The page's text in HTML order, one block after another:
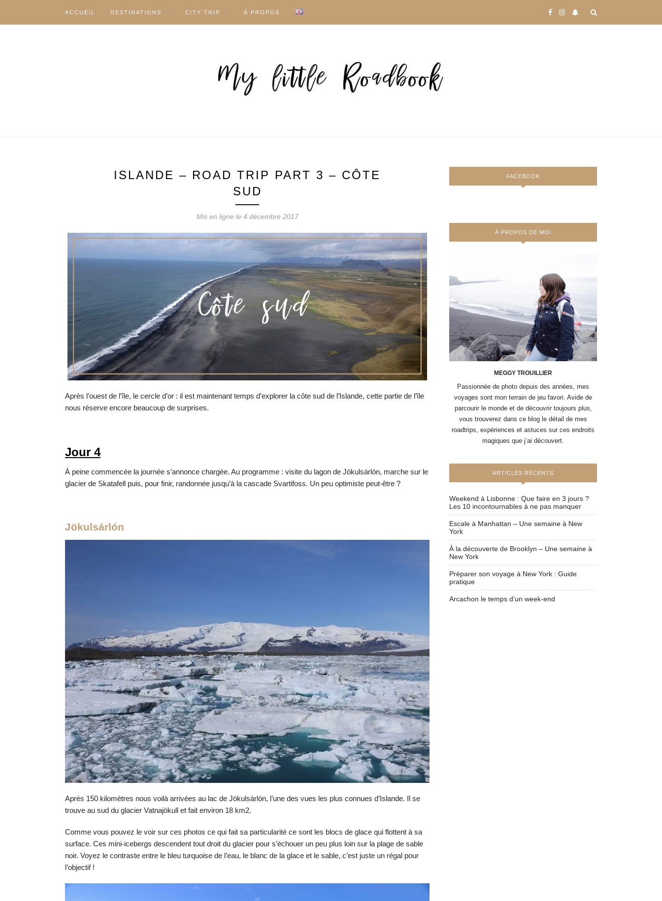
ACCUEIL DESTINATIONS CITY TRIP À PROPOS
ISLANDE – ROAD TRIP PART 3 – CÔTE
SUD
Mis en ligne le 4 décembre 2017
Après l’ouest de l’île, le cercle d’or : il est maintenant temps d’explorer la côte sud de l’Islande, cette partie de l’île
nous réserve encore beaucoup de surprises.
Jour 4
À peine commencée la journée s’annonce chargée. Au programme : visite du lagon de Jökulsárlón, marche sur le
glacier de Skatafell puis, pour finir, randonnée jusqu’à la cascade Svartifoss. Un peu optimiste peut-être ?
Jökulsárlón
Après 150 kilomètres nous voilà arrivées au lac de Jökulsárlón, l’une des vues les plus connues d’Islande. Il se
trouve au sud du glacier Vatnajökull et fait environ 18 km2.
Comme vous pouvez le voir sur ces photos ce qui fait sa particularité ce sont les blocs de glace qui flottent à sa
surface. Ces mini-icebergs descendent tout droit du glacier pour s’échouer un peu plus loin sur la plage de sable
noir. Voyez le contraste entre le bleu turquoise de l’eau, le blanc de la glace et le sable, c’est juste un régal pour
l’objectif !
FACEBOOK
À PROPOS DE MOI
MEGGY TROUILLIER
Passionnée de photo depuis des années, mes
voyages sont mon terrain de jeu favori. Avide de
parcourir le monde et de découvrir toujours plus,
vous trouverez dans ce blog le détail de mes
roadtrips, expériences et astuces sur ces endroits
magiques que j’ai découvert.
ARTICLES RÉCENTS
Weekend à Lisbonne : Que faire en 3 jours ?
Les 10 incontournables à ne pas manquer
Escale à Manhattan – Une semaine à New
York
À la découverte de Brooklyn – Une semaine à
New York
Préparer son voyage à New York : Guide
pratique
Arcachon le temps d’un week-end